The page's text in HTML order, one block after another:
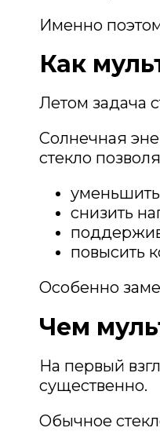
Именно
Как
Летом задача
Солнечная
стекло
снизить
повысить
Особенно
Чем
На первый
существенно.
Обычное